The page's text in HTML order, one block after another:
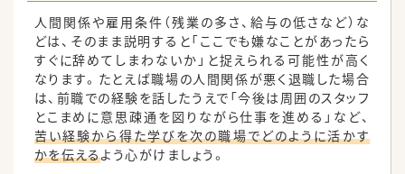
人間関係や雇用条件（残業の多さ、給与の低さなど）な
どは、そのまま説明すると「ここでも嫌なことがあったら
すぐに辞めてしまわないか」と捉えられる可能性が高く
なります。たとえば職場の人間関係が悪く退職した場合
は、前職での経験を話したうえで「今後は周囲のスタッフ
とこまめに意思疎通を図りながら仕事を進める」など、
苦い経験から得た学びを次の職場でどのように活かす
かを伝えるよう心がけましょう。